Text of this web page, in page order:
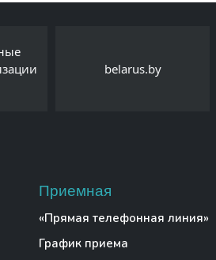
Детский правовой сайт
Приемная
«Прямая телефонная линия»
График приема